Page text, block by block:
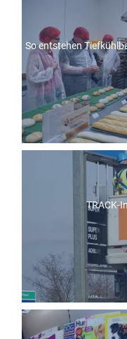
So entstehen
TRACK-